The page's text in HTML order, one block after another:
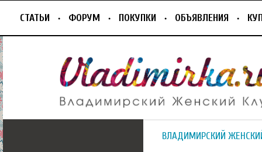
СТАТЬИ ФОРУМ ПОКУПКИ ОБЪЯВЛЕНИЯ
ВЛАДИМИРСКИЙ